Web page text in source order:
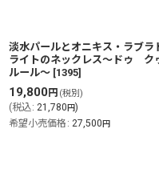
淡水パールとオニキス・ラブラ
ライトのネックレス〜ドゥ ク
ルール〜 [1395]
19,800円 (税別)
(税込: 21,780円)
希望小売価格 : 27,500円